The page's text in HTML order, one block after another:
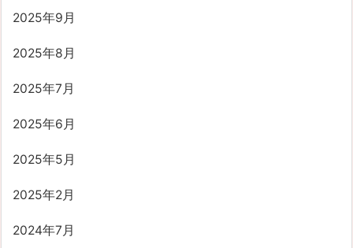
2025年9月
2025年8月
2025年7月
2025年6月
2025年5月
2025年2月
2024年7月